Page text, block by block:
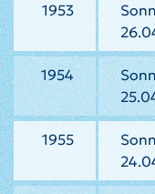
1953
1954
1955